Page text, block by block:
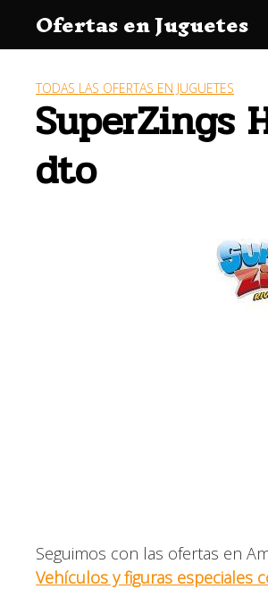
contenido
Ofertas en Juguetes
TODAS LAS OFERTAS EN JUGUETES
SuperZings
dto
Seguimos con las ofertas en
Vehículos y figuras especiales